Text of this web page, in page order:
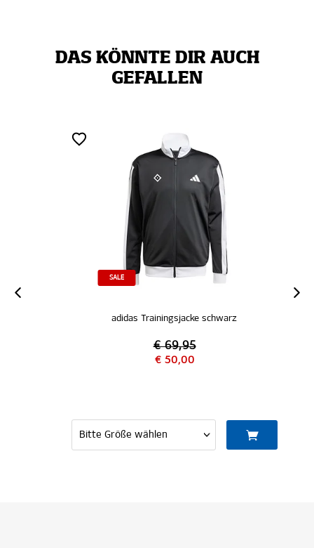
DAS KÖNNTE DIR AUCH
GEFALLEN
adidas Trainingsjacke schwarz
€ 69,95
€ 50,00